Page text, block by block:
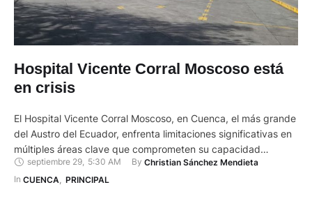
Hospital Vicente Corral Moscoso está
en crisis
El Hospital Vicente Corral Moscoso, en Cuenca, el más grande
del Austro del Ecuador, enfrenta limitaciones significativas en
múltiples áreas clave que comprometen su capacidad
operativa. Según un informe de esta casa de salud, requiere
con urgencia 8,8 millones de dólares para garantizar su
septiembre 29, 5:30 AM By Christian Sánchez Mendieta
In CUENCA PRINCIPAL